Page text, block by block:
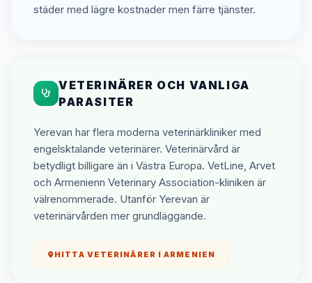
städer med lägre kostnader men färre tjänster.
VETERINÄRER OCH VANLIGA
PARASITER
Yerevan har flera moderna veterinärkliniker med
engelsktalande veterinärer. Veterinärvård är
betydligt billigare än i Västra Europa. VetLine, Arvet
och Armenienn Veterinary Association-kliniken är
välrenommerade. Utanför Yerevan är
veterinärvården mer grundläggande.
HITTA VETERINÄRER I ARMENIEN